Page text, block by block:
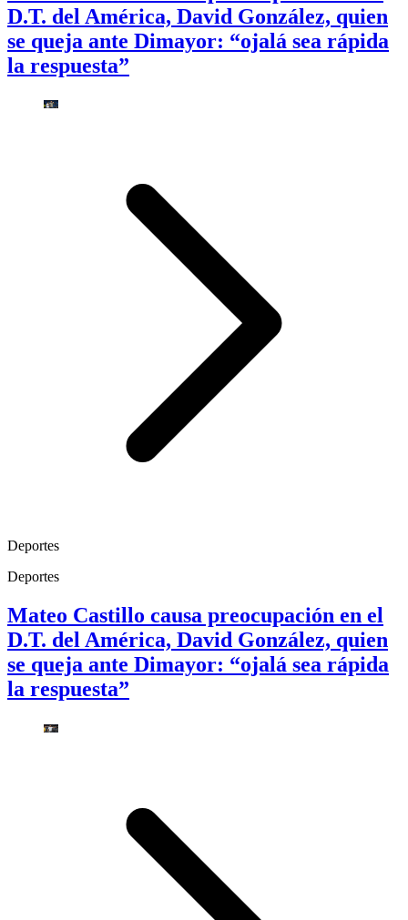
D.T. del América, David González, quien
se queja ante Dimayor: “ojalá sea rápida
la respuesta”
Deportes
Deportes
Mateo Castillo causa preocupación en el
D.T. del América, David González, quien
se queja ante Dimayor: “ojalá sea rápida
la respuesta”